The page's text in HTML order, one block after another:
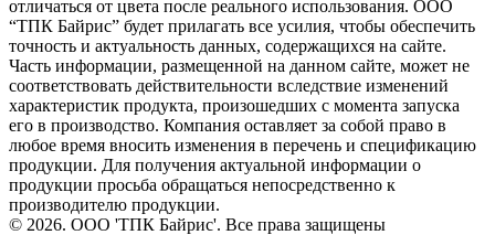
отличаться от цвета после реального использования. ООО
“ТПК Байрис” будет прилагать все усилия, чтобы обеспечить
точность и актуальность данных, содержащихся на сайте.
Часть информации, размещенной на данном сайте, может не
соответствовать действительности вследствие изменений
характеристик продукта, произошедших с момента запуска
его в производство. Компания оставляет за собой право в
любое время вносить изменения в перечень и спецификацию
продукции. Для получения актуальной информации о
продукции просьба обращаться непосредственно к
производителю продукции.
© 2026. ООО 'ТПК Байрис'. Все права защищены